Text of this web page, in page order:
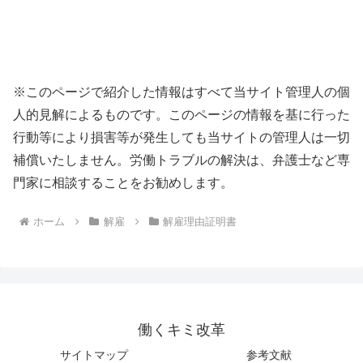
※このページで紹介した情報はすべて当サイト管理人の個
人的見解によるものです。このページの情報を基に行った
行動等により損害等が発生しても当サイトの管理人は一切
補償いたしません。労働トラブルの解決は、弁護士など専
門家に相談することをお勧めします。
ホーム 解雇 解雇理由証明書
働くキミ改革
サイトマップ 参考文献